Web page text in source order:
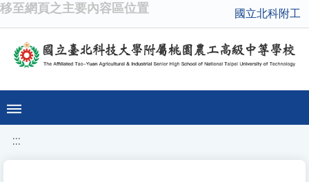
移至網頁之主要內容區位置 國立北科附工
:::